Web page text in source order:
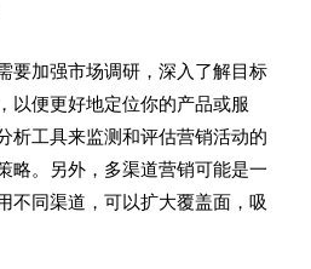
要加强市场调研，深入了解目标
以便更好地定位你的产品或服
析工具来监测和评估营销活动的
略。另外，多渠道营销可能是一
不同渠道，可以扩大覆盖面，吸